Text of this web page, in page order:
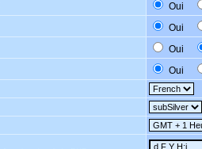
Oui
Oui
Oui
Oui